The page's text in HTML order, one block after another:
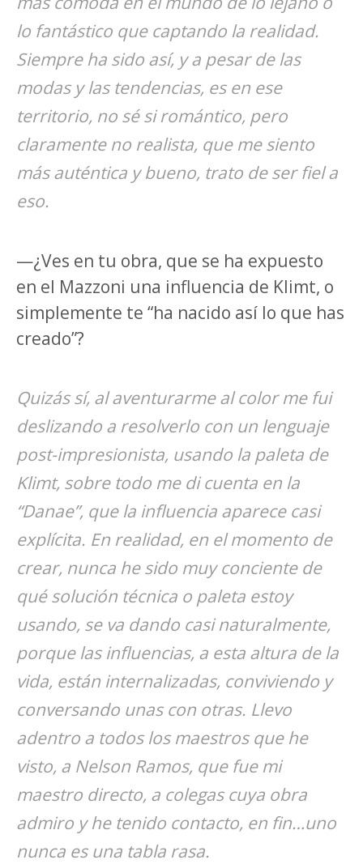
lo fantástico que captando la realidad.
Siempre ha sido así, y a pesar de las
modas y las tendencias, es en ese
territorio, no sé si romántico, pero
claramente no realista, que me siento
más auténtica y bueno, trato de ser fiel a
eso.
—¿Ves en tu obra, que se ha expuesto
en el Mazzoni una influencia de Klimt, o
simplemente te “ha nacido así lo que has
creado”?
Quizás sí, al aventurarme al color me fui
deslizando a resolverlo con un lenguaje
post-impresionista, usando la paleta de
Klimt, sobre todo me di cuenta en la
“Danae”, que la influencia aparece casi
explícita. En realidad, en el momento de
crear, nunca he sido muy conciente de
qué solución técnica o paleta estoy
usando, se va dando casi naturalmente,
porque las influencias, a esta altura de la
vida, están internalizadas, conviviendo y
conversando unas con otras. Llevo
adentro a todos los maestros que he
visto, a Nelson Ramos, que fue mi
maestro directo, a colegas cuya obra
admiro y he tenido contacto, en fin…uno
nunca es una tabla rasa.